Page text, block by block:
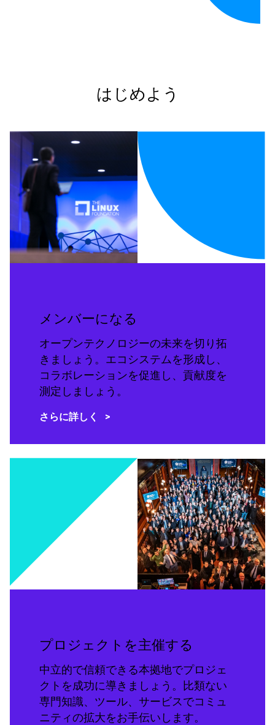
はじめよう
メンバーになる
オープンテクノロジーの未来を切り拓
きましょう。エコシステムを形成し、
コラボレーションを促進し、貢献度を
測定しましょう。
さらに詳しく
プロジェクトを主催する
中立的で信頼できる本拠地でプロジェ
クトを成功に導きましょう。比類ない
専門知識、ツール、サービスでコミュ
ニティの拡大をお手伝いします。